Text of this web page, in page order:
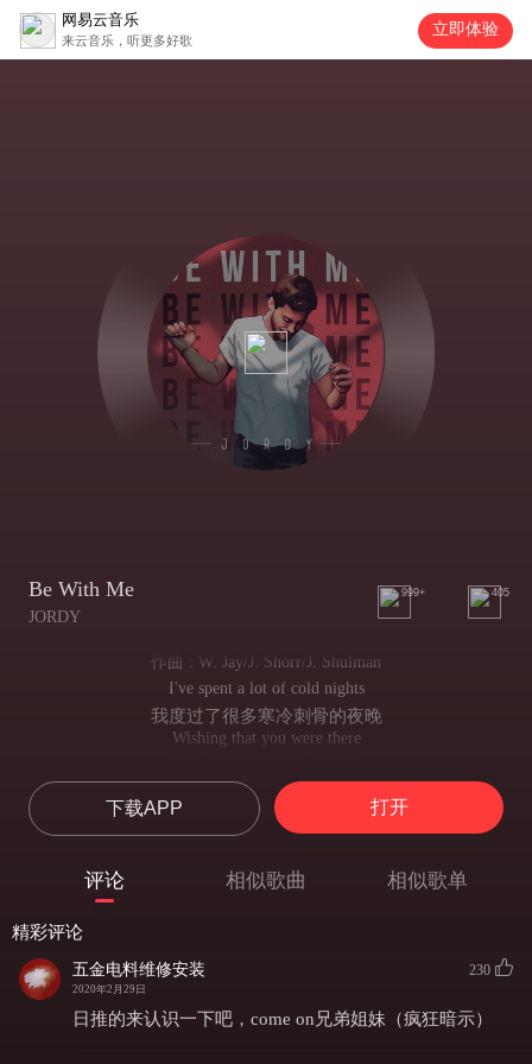
网易云音乐
来云音乐，听更多好歌
立即体验
Be With Me
JORDY
999+ 405
作曲 : W. Jay/J. Shorr/J. Shulman
I've spent a lot of cold nights
我度过了很多寒冷刺骨的夜晚
Wishing that you were there
Laying on the wrong side
躺在不属于我的一边
Of the bed we shared
Don't know who I was without us
学习着没有你后如何去爱
我知道 我说过我不在乎
下载APP 打开
评论 相似歌曲 相似歌单
精彩评论
五金电料维修安装
2020年2月29日
230
日推的来认识一下吧，come on兄弟姐妹（疯狂暗示）